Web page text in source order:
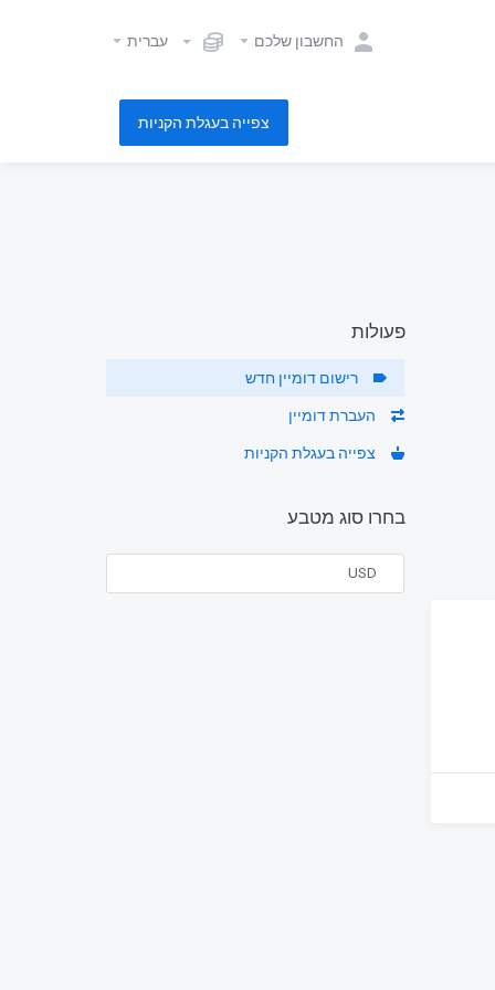
החשבון שלכם עברית
צפייה בעגלת הקניות
פעולות
רישום דומיין חדש
העברת דומיין
צפייה בעגלת הקניות
בחרו סוג מטבע